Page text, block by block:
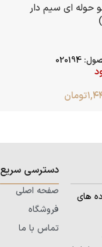
ای سیم دار
020194
تومان
های
دسترسی سریع
صفحه اصلی
فروشگاه
تماس با ما